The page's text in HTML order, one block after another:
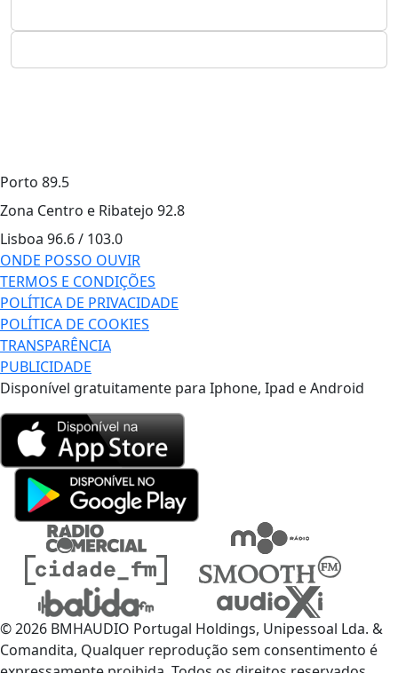
Porto 89.5
Zona Centro e Ribatejo 92.8
Lisboa 96.6 / 103.0
ONDE POSSO OUVIR
TERMOS E CONDIÇÕES
POLÍTICA DE PRIVACIDADE
POLÍTICA DE COOKIES
TRANSPARÊNCIA
PUBLICIDADE
Disponível gratuitamente para Iphone, Ipad e Android
© 2026 BMHAUDIO Portugal Holdings, Unipessoal Lda. &
Comandita, Qualquer reprodução sem consentimento é